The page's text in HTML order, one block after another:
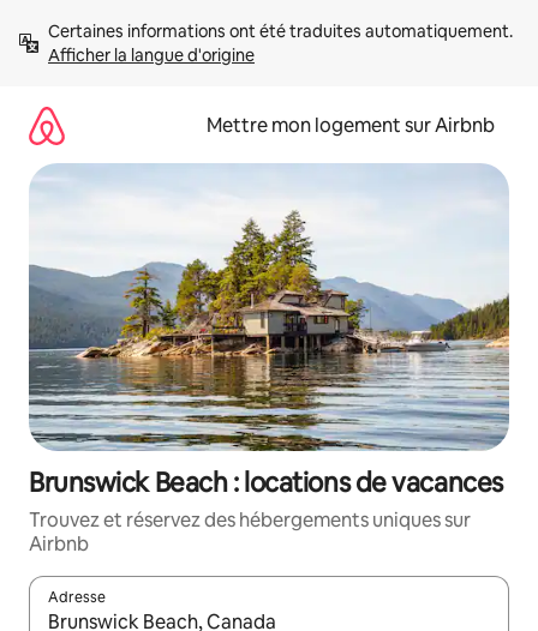
directement
Afficher la langue d'origine
Mettre mon logement sur Airbnb
Brunswick Beach : locations de vacances
Trouvez et réservez des hébergements uniques sur
Airbnb
Adresse
Lorsque les résultats s'affichent, utilisez les flèches vers le